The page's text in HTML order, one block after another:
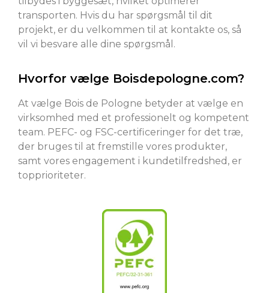
transporten. Hvis du har spørgsmål til dit
projekt, er du velkommen til at kontakte os, så
vil vi besvare alle dine spørgsmål.
Hvorfor vælge Boisdepologne.com?
At vælge Bois de Pologne betyder at vælge en
virksomhed med et professionelt og kompetent
team. PEFC- og FSC-certificeringer for det træ,
der bruges til at fremstille vores produkter,
samt vores engagement i kundetilfredshed, er
topprioriteter.